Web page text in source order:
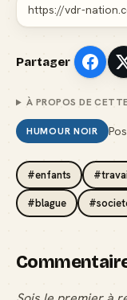
Partager
À PROPOS DE
HUMOUR NOIR
#enfants
#blague